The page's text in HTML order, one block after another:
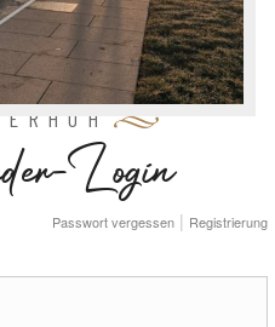
der-Login
Passwort vergessen Registrierung